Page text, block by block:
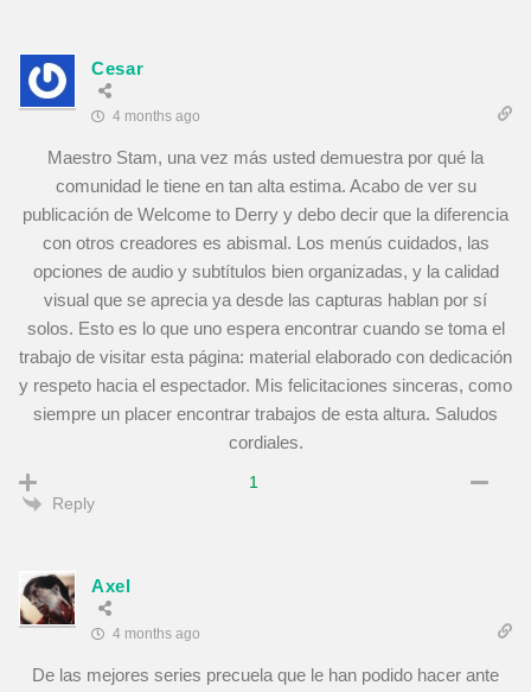
Cesar
4 months ago
Maestro Stam, una vez más usted demuestra por qué la
comunidad le tiene en tan alta estima. Acabo de ver su
publicación de Welcome to Derry y debo decir que la diferencia
con otros creadores es abismal. Los menús cuidados, las
opciones de audio y subtítulos bien organizadas, y la calidad
visual que se aprecia ya desde las capturas hablan por sí
solos. Esto es lo que uno espera encontrar cuando se toma el
trabajo de visitar esta página: material elaborado con dedicación
y respeto hacia el espectador. Mis felicitaciones sinceras, como
siempre un placer encontrar trabajos de esta altura. Saludos
cordiales.
1
Reply
Axel
4 months ago
De las mejores series precuela que le han podido hacer ante